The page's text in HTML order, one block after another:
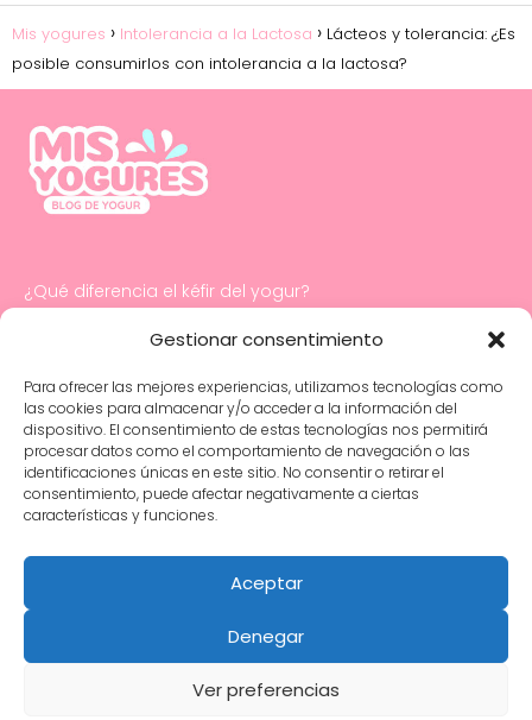
Gestionar consentimiento
Para ofrecer las mejores experiencias, utilizamos tecnologías como
las cookies para almacenar y/o acceder a la información del
dispositivo. El consentimiento de estas tecnologías nos permitirá
procesar datos como el comportamiento de navegación o las
identificaciones únicas en este sitio. No consentir o retirar el
consentimiento, puede afectar negativamente a ciertas
características y funciones.
Aceptar
Denegar
Ver preferencias
Mis yogures Intolerancia a la Lactosa
Lácteos y tolerancia: ¿Es
posible consumirlos con intolerancia a la lactosa?
¿Qué diferencia el kéfir del yogur?
Salud digestiva e intestinal infantil: cuidados
y consejos esenciales
¿Los bebés y los niños pequeños pueden
tomar yogur?
Yogures con probióticos específicos para
tratar problemas de salud infantil
Política de Privacidad